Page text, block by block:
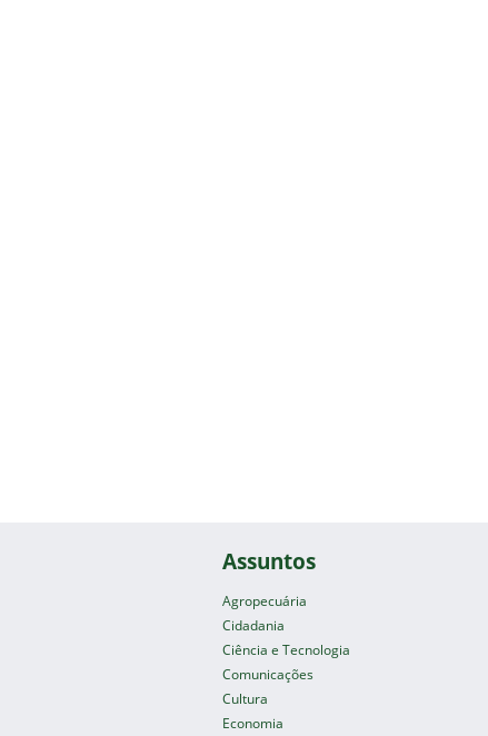
Assuntos
Agropecuária
Cidadania
Ciência e Tecnologia
Comunicações
Cultura
Economia